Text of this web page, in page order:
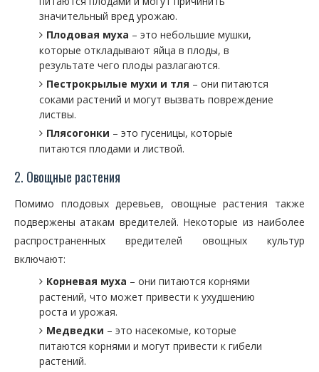
значительный вред урожаю.
Плодовая муха – это небольшие мушки,
которые откладывают яйца в плоды, в
результате чего плоды разлагаются.
Пестрокрылые мухи и тля – они питаются
соками растений и могут вызвать повреждение
листвы.
Плясогонки – это гусеницы, которые
питаются плодами и листвой.
2. Овощные растения
Помимо плодовых деревьев, овощные растения также
подвержены атакам вредителей. Некоторые из наиболее
распространенных вредителей овощных культур
включают:
Корневая муха – они питаются корнями
растений, что может привести к ухудшению
роста и урожая.
Медведки – это насекомые, которые
питаются корнями и могут привести к гибели
растений.